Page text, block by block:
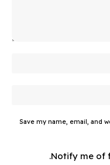
Save my name, email, and
Notify me of